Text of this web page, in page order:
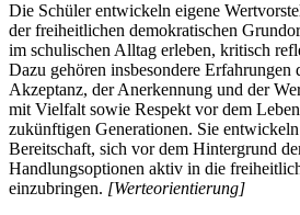
Die Schüler entwickeln eigene
der freiheitlichen demokratischen
im schulischen Alltag erleben, kritisch
Dazu gehören insbesondere Erfahrungen
Akzeptanz, der Anerkennung und der
mit Vielfalt sowie Respekt vor dem
zukünftigen Generationen. Sie
Bereitschaft, sich vor dem Hintergrund
Handlungsoptionen aktiv in die
einzubringen. [Werteorientierung]